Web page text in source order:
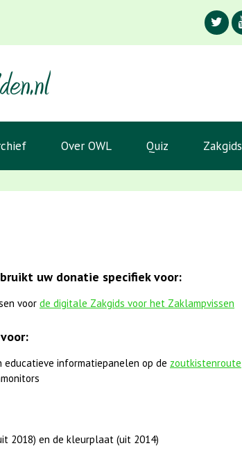
Over OWL Quiz Zakgids
uw donatie specifiek voor:
voor de digitale Zakgids voor het Zaklampvissen
informatiepanelen op de zoutkistenroute
2018) en de kleurplaat (uit 2014)